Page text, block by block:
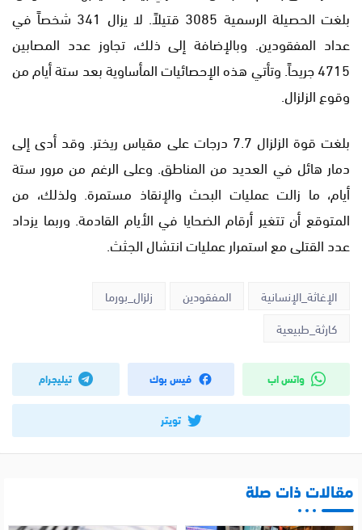
بلغت الحصيلة الرسمية 3085 قتيلاً. لا يزال 341 شخصاً في
عداد المفقودين. وبالإضافة إلى ذلك، تجاوز عدد المصابين
4715 جريحاً. وتأتي هذه الإحصائيات المأساوية بعد ستة أيام من
وقوع الزلزال.
بلغت قوة الزلزال 7.7 درجات على مقياس ريختر. وقد أدى إلى
دمار هائل في العديد من المناطق. وعلى الرغم من مرور ستة
أيام، ما زالت عمليات البحث والإنقاذ مستمرة. ولذلك، من
المتوقع أن تتغير أرقام الضحايا في الأيام القادمة. وربما يزداد
عدد القتلى مع استمرار عمليات انتشال الجثث.
الإغاثة_الإنسانية المفقودين
زلزال_بورما
كارثة_طبيعية
واتس اب فيس بوك تيليجرام
تويتر
مقالات ذات صلة